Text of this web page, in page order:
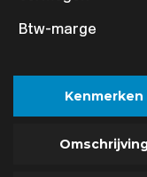
Kenmerken